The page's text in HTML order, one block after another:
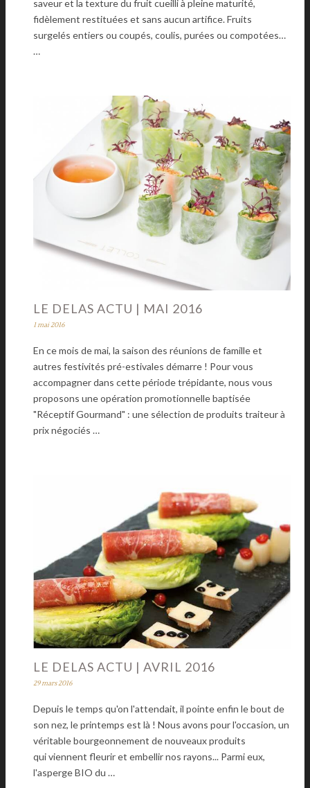
saveur et la texture du fruit cueilli à pleine maturité,
fidèlement restituées et sans aucun artifice. Fruits
surgelés entiers ou coupés, coulis, purées ou compotées…
…
LE DELAS ACTU | MAI 2016
1 mai 2016
En ce mois de mai, la saison des réunions de famille et
autres festivités pré-estivales démarre ! Pour vous
accompagner dans cette période trépidante, nous vous
proposons une opération promotionnelle baptisée
"Réceptif Gourmand" : une sélection de produits traiteur à
prix négociés …
LE DELAS ACTU | AVRIL 2016
29 mars 2016
Depuis le temps qu'on l'attendait, il pointe enfin le bout de
son nez, le printemps est là ! Nous avons pour l'occasion, un
véritable bourgeonnement de nouveaux produits
qui viennent fleurir et embellir nos rayons... Parmi eux,
l'asperge BIO du …